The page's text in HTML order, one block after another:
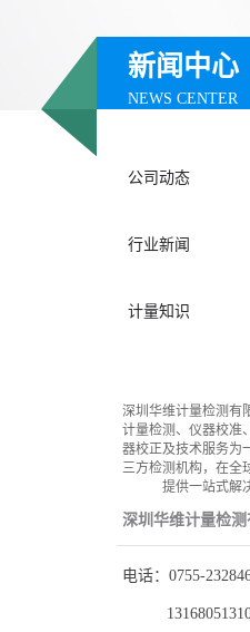
新闻中心
NEWS CENTER
公司动态
行业新闻
计量知识
深圳华维计量检测有
计量检测、仪器校准
器校正及技术服务为
三方检测机构，在全
提供一站式解
深圳华维计量检测
电话：0755-